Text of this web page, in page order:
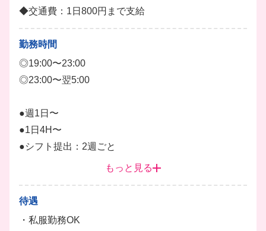
バーテンダー ドリンク
◆交通費：1日800円まで支給
勤務時間
◎19:00〜23:00
◎23:00〜翌5:00
●週1日〜
●1日4H〜
●シフト提出：2週ごと
帯からスタート可能です！
もっと見る
待遇
・私服勤務OK